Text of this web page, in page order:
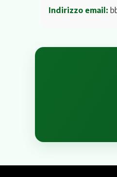
Indirizzo email: